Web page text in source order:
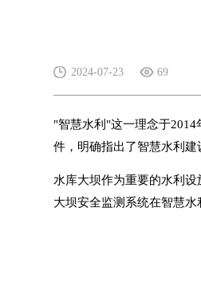
2024-07-23 69
"智慧水利"这一理念于
件，明确指出了智慧水利建
水库大坝作为重要的水利
大坝安全监测系统在智慧